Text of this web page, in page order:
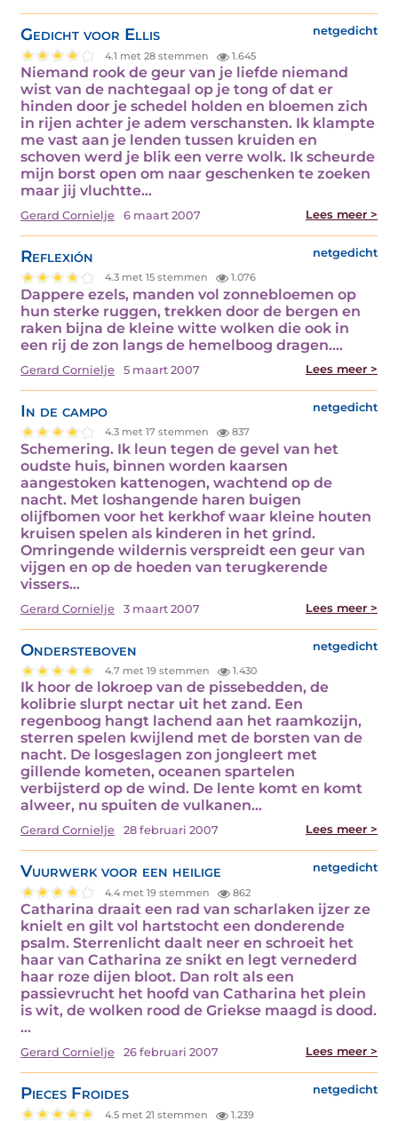
Gedicht voor Ellis netgedicht
4.1 met 28 stemmen 1.645
Niemand rook de geur van je liefde niemand
wist van de nachtegaal op je tong of dat er
hinden door je schedel holden en bloemen zich
in rijen achter je adem verschansten. Ik klampte
me vast aan je lenden tussen kruiden en
schoven werd je blik een verre wolk. Ik scheurde
mijn borst open om naar geschenken te zoeken
maar jij vluchtte…
Gerard Cornielje 6 maart 2007 Lees meer >
Reflexión netgedicht
4.3 met 15 stemmen 1.076
Dappere ezels, manden vol zonnebloemen op
hun sterke ruggen, trekken door de bergen en
raken bijna de kleine witte wolken die ook in
een rij de zon langs de hemelboog dragen.…
Gerard Cornielje 5 maart 2007 Lees meer >
In de campo netgedicht
4.3 met 17 stemmen 837
Schemering. Ik leun tegen de gevel van het
oudste huis, binnen worden kaarsen
aangestoken kattenogen, wachtend op de
nacht. Met loshangende haren buigen
olijfbomen voor het kerkhof waar kleine houten
kruisen spelen als kinderen in het grind.
Omringende wildernis verspreidt een geur van
vijgen en op de hoeden van terugkerende
vissers…
Gerard Cornielje 3 maart 2007 Lees meer >
Ondersteboven netgedicht
4.7 met 19 stemmen 1.430
Ik hoor de lokroep van de pissebedden, de
kolibrie slurpt nectar uit het zand. Een
regenboog hangt lachend aan het raamkozijn,
sterren spelen kwijlend met de borsten van de
nacht. De losgeslagen zon jongleert met
gillende kometen, oceanen spartelen
verbijsterd op de wind. De lente komt en komt
alweer, nu spuiten de vulkanen…
Gerard Cornielje 28 februari 2007 Lees meer >
Vuurwerk voor een heilige netgedicht
4.4 met 19 stemmen 862
Catharina draait een rad van scharlaken ijzer ze
knielt en gilt vol hartstocht een donderende
psalm. Sterrenlicht daalt neer en schroeit het
haar van Catharina ze snikt en legt vernederd
haar roze dijen bloot. Dan rolt als een
passievrucht het hoofd van Catharina het plein
is wit, de wolken rood de Griekse maagd is dood.
…
Gerard Cornielje 26 februari 2007 Lees meer >
Pieces Froides netgedicht
4.5 met 21 stemmen 1.239